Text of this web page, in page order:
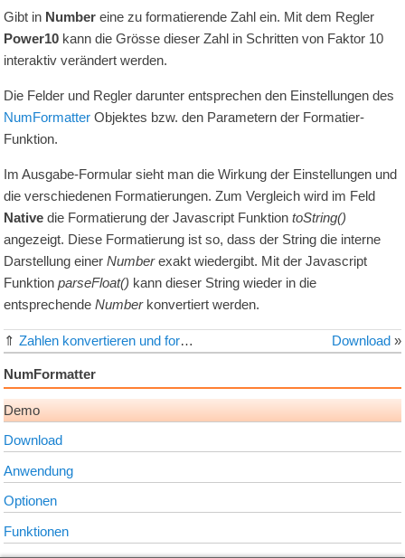
Gibt in Number eine zu formatierende Zahl ein. Mit dem Regler
Power10 kann die Grösse dieser Zahl in Schritten von Faktor 10
interaktiv verändert werden.
Die Felder und Regler darunter entsprechen den Einstellungen des
NumFormatter Objektes bzw. den Parametern der Formatier-
Funktion.
Im Ausgabe-Formular sieht man die Wirkung der Einstellungen und
die verschiedenen Formatierungen. Zum Vergleich wird im Feld
Native die Formatierung der Javascript FunktiontoString()
angezeigt. Diese Formatierung ist so, dass der String die interne
Darstellung einerNumberexakt wiedergibt. Mit der Javascript
FunktionparseFloat() kann dieser String wieder in die
entsprechendeNumberkonvertiert werden.
⇑ Zahlen konvertieren und formatieren »
Download
NumFormatter
Demo
Download
Anwendung
Optionen
Funktionen